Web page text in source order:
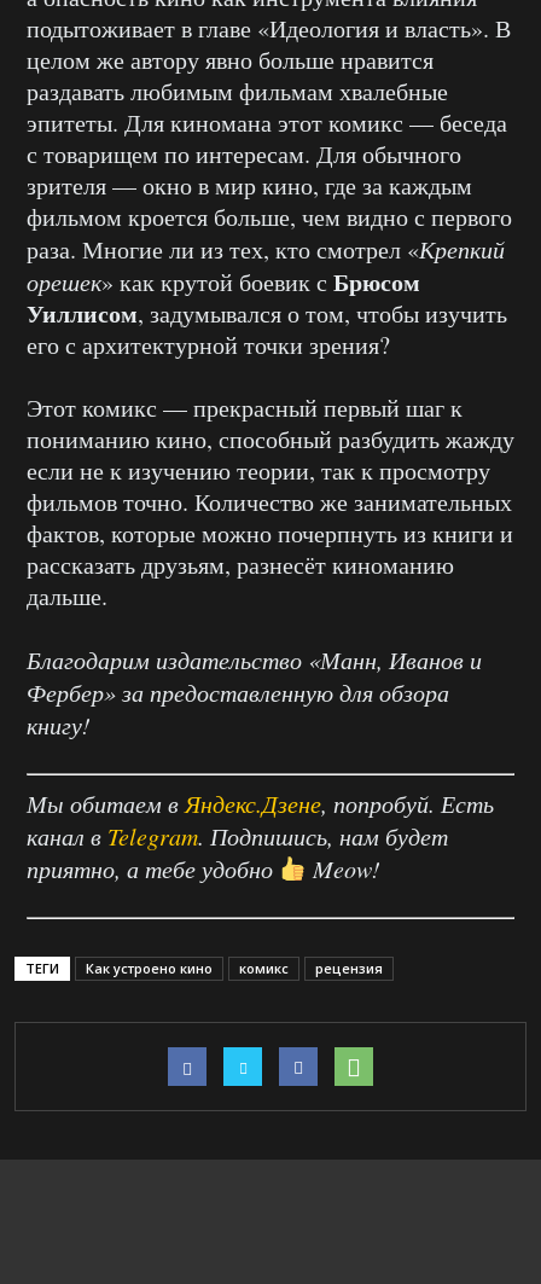
подытоживает в главе «Идеология и власть». В
целом же автору явно больше нравится
раздавать любимым фильмам хвалебные
эпитеты. Для киномана этот комикс — беседа
с товарищем по интересам. Для обычного
зрителя — окно в мир кино, где за каждым
фильмом кроется больше, чем видно с первого
раза. Многие ли из тех, кто смотрел «Крепкий
орешек» как крутой боевик с Брюсом
Уиллисом, задумывался о том, чтобы изучить
его с архитектурной точки зрения?
Этот комикс — прекрасный первый шаг к
пониманию кино, способный разбудить жажду
если не к изучению теории, так к просмотру
фильмов точно. Количество же занимательных
фактов, которые можно почерпнуть из книги и
рассказать друзьям, разнесёт киноманию
дальше.
Благодарим издательство «Манн, Иванов и
Фербер» за предоставленную для обзора
книгу!
Мы обитаем вЯндекс.Дзене, попробуй. Есть
канал в Telegram. Подпишись, нам будет
приятно, а тебе удобно
Meow!
ТЕГИ Как устроено кино комикс рецензия